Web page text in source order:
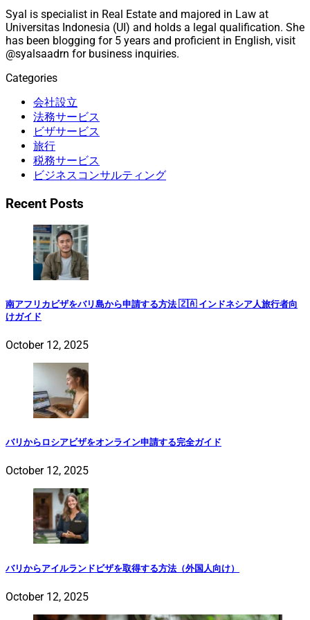
Syal is specialist in Real Estate and majored in Law at
Universitas Indonesia (UI) and holds a legal qualification. She
has been blogging for 5 years and proficient in English, visit
@syalsaadrn for business inquiries.
Categories
会社設立
法務サービス
ビザサービス
旅行
税務サービス
ビジネスコンサルティング
Recent Posts
南アフリカビザをバリ島から申請する方法 🇿🇦 インドネシア人旅行者向
けガイド
October 12, 2025
バリからロシアビザをオンライン申請する完全ガイド
October 12, 2025
バリからアイルランドビザを取得する方法（外国人向け）
October 12, 2025